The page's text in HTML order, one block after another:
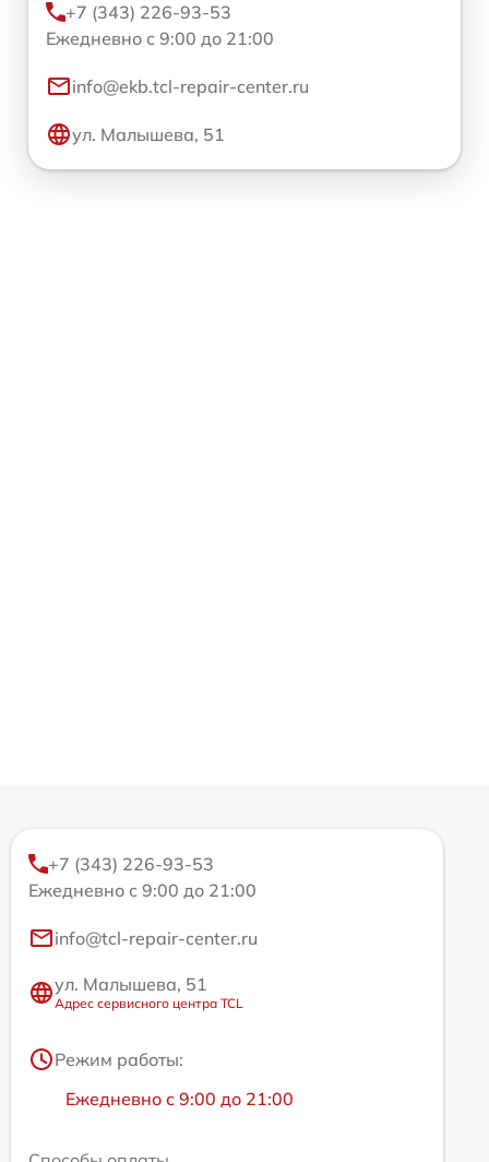
+7 (343) 226-93-53
Ежедневно с 9:00 до 21:00
info@ekb.tcl-repair-center.ru
ул. Малышева, 51
+7 (343) 226-93-53
Ежедневно с 9:00 до 21:00
info@tcl-repair-center.ru
ул. Малышева, 51
Адрес сервисного центра TCL
Режим работы:
Ежедневно с 9:00 до 21:00